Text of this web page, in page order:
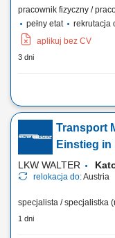
pracownik fizyczny /
pełny etat
rekrutacja
aplikuj bez CV
3 dni
Jako kierowca C+E
zorientowaną na klienta
wykorzystaniem
pojazdów, zgodnie z
klientami oraz wytycznymi
Transport
Einstieg
LKW WALTER
relokacja do:Austria
specjalista / specjalistka
1 dni